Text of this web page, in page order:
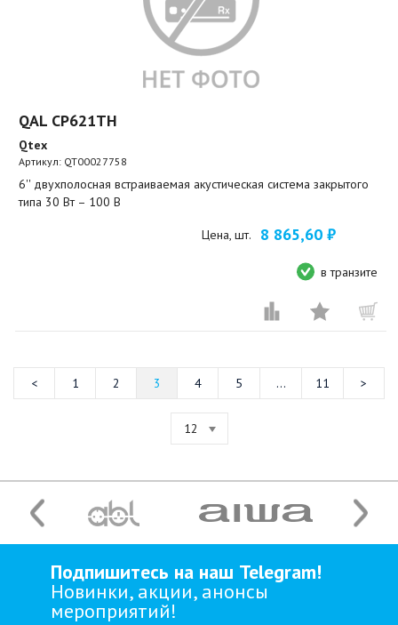
QAL CP621TH
Qtex
Артикул: QT00027758
6'' двухполосная встраиваемая акустическая система закрытого
типа 30 Вт – 100 В
Цена, шт. 8 865,60 ₽
в транзите
1 2 3 4 5 ... 11
12
Подпишитесь на наш Telegram!
Новинки, акции, анонсы
мероприятий!